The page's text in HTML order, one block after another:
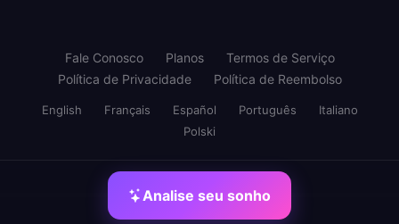
Analise seu sonho
Fale Conosco Planos
Termos de Serviço
Política de Privacidade
Política de Reembolso
English Français Español Português
Italiano
Polski